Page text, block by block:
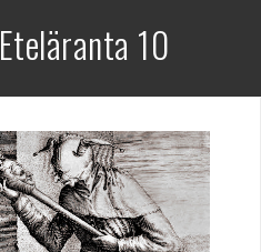
Eteläranta 10